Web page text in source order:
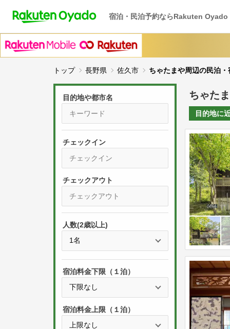
宿泊・民泊予約ならRakuten Oyado
トップ 長野県 佐久市 ちゃたまや周辺の民泊
目的地や都市名
チェックイン
r
s
s
e
w
P
r
s
t
e
人数(2歳以上)
宿泊料金下限（１泊）
宿泊料金上限（１泊）
ちゃた
目的地に